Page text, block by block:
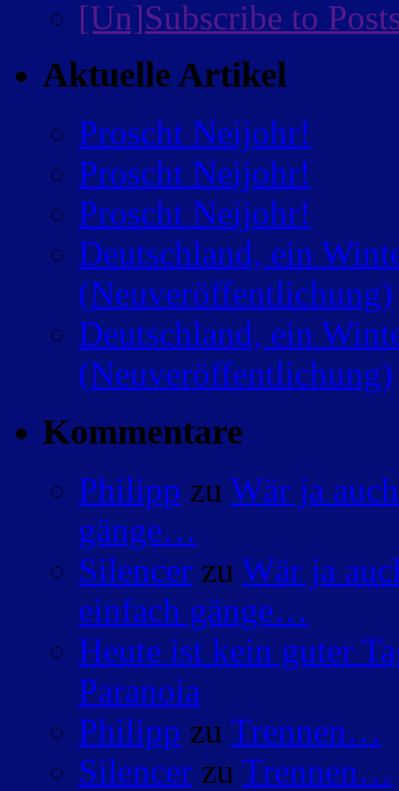
[Un]Subscribe to
Aktuelle Artikel
Proscht Neijohr!
Proscht Neijohr!
Proscht Neijohr!
Deutschland, ein
(Neuveröffentlichung)
Deutschland, ein
(Neuveröffentlichung)
Kommentare
Philipp zu Wär ja
gänge…
Silencer zu Wär ja
einfach gänge…
Heute ist kein guter
Paranoia
Philipp zu Trennen…
Silencer zu Trennen…